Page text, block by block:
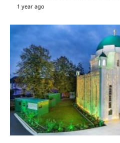
1 year ago